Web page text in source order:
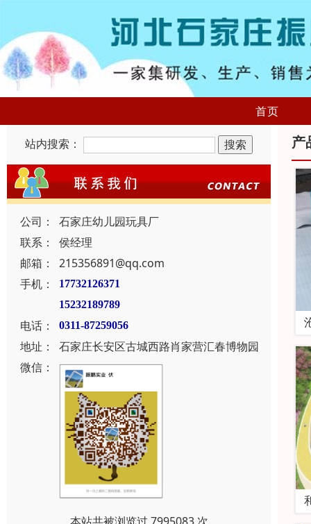
首页
站内搜索：
公司：
石家庄幼儿园玩具厂
联系：
侯经理
邮箱：
215356891@qq.com
手机：
17732126371
15232189789
电话： 0311-87259056
地址：
石家庄长安区古城西路肖家营汇春博物园
微信：
本站共被浏览过 7995083 次
产